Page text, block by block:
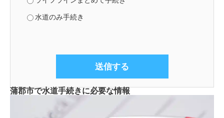
水道のみ手続き
蒲郡市で水道手続きに必要な情報